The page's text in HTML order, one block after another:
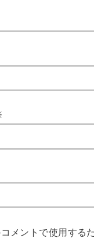
メントで使用する